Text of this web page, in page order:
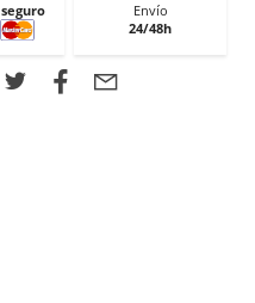
seguro
Envío
24/48h